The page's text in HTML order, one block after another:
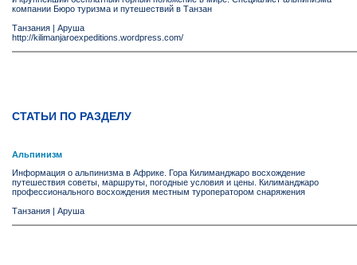
компании Бюро туризма и путешествий в Танзан
Танзания | Аруша
http://kilimanjaroexpeditions.wordpress.com/
СТАТЬИ ПО РАЗДЕЛУ
Альпинизм
Информация о альпинизма в Африке. Гора Килиманджаро восхождение
путешествия советы, маршруты, погодные условия и цены. Килиманджаро
профессионального восхождения местным туроператором снаряжения
Танзания | Аруша